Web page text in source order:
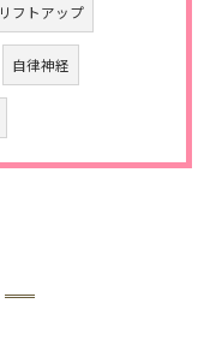
リフトアップ
自律神経